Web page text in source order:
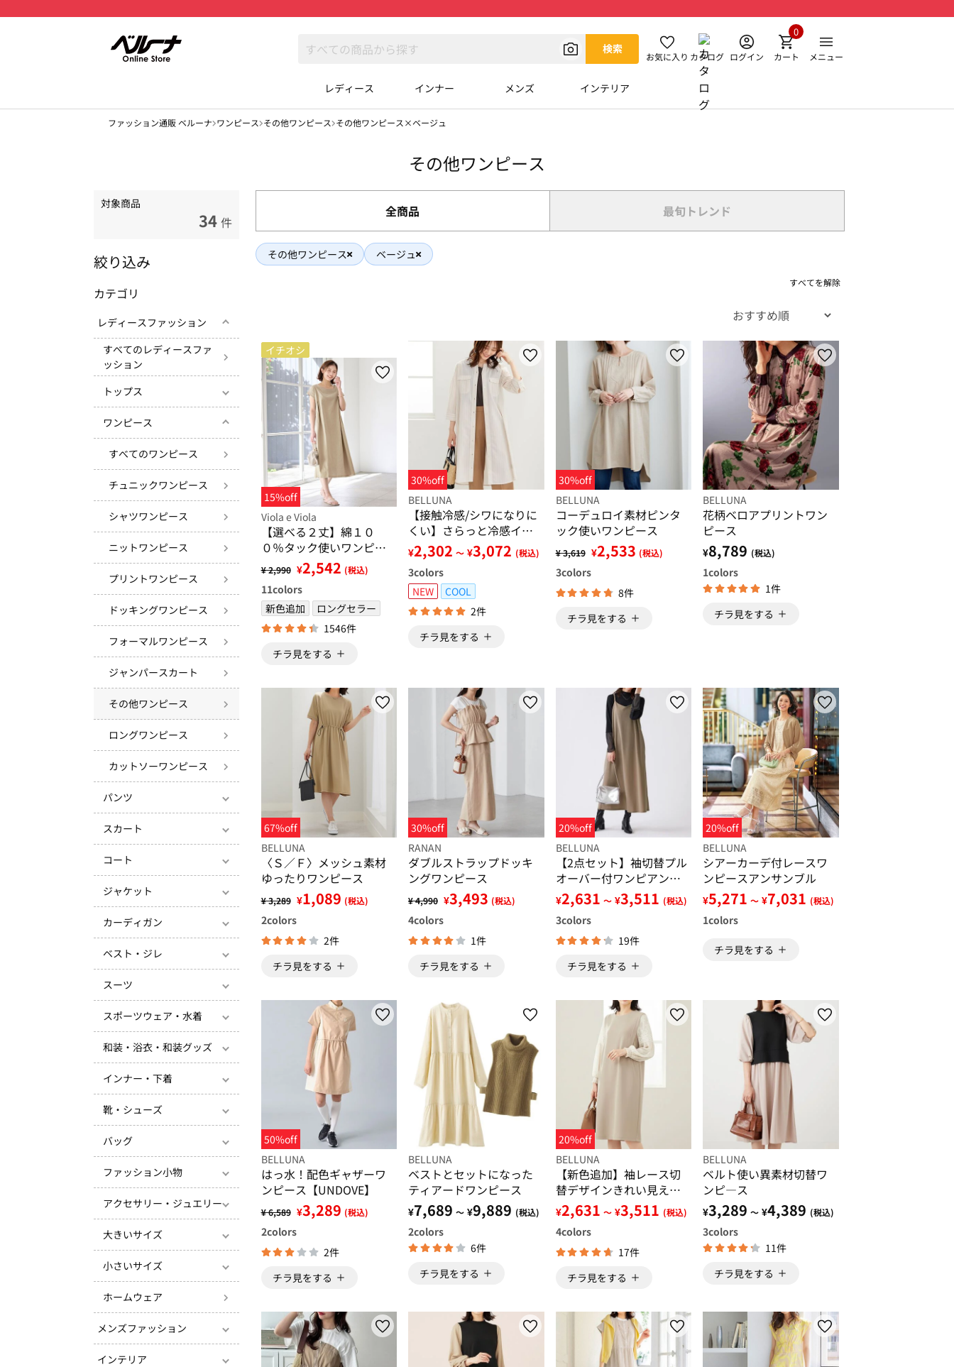
検索
お気に入り カタログ ログイン カート
0
メニュー
レディース インナー メンズ インテリア
ファッション通販 ベルーナ ワンピース その他ワンピース その他ワンピース×ベージュ
その他ワンピース
対象商品
34 件
絞り込み
カテゴリ
レディースファッション
すべてのレディースファ
ッション
トップス
ワンピース
すべてのワンピース
チュニックワンピース
シャツワンピース
ニットワンピース
プリントワンピース
ドッキングワンピース
フォーマルワンピース
ジャンパースカート
その他ワンピース
ロングワンピース
カットソーワンピース
パンツ
スカート
コート
ジャケット
カーディガン
ベスト・ジレ
スーツ
スポーツウェア・水着
和装・浴衣・和装グッズ
インナー・下着
靴・シューズ
バッグ
ファッション小物
アクセサリー・ジュエリー
大きいサイズ
小さいサイズ
ホームウェア
メンズファッション
インテリア
全商品 最旬トレンド
その他ワンピース ベージュ
すべてを解除
イチオシ
15%off
Viola e Viola
【選べる２丈】綿１０
０％タック使いワンピー
ス＜Ｓ～４Ｌ＞
¥ 2,990 ¥2,542 (税込)
11colors
新色追加
ロングセラー
1546件
チラ見をする
30%off
BELLUNA
【接触冷感/シワになりに
くい】さらっと冷感イー
ジーケアワンピース
¥2,302 ～ ¥3,072 (税込)
3colors
NEW
COOL
2件
チラ見をする
30%off
BELLUNA
コーデュロイ素材ピンタ
ック使いワンピース
¥ 3,619 ¥2,533 (税込)
3colors
8件
チラ見をする
BELLUNA
花柄ベロアプリントワン
ピース
¥8,789 (税込)
1colors
1件
チラ見をする
67%off
BELLUNA
〈Ｓ／Ｆ〉メッシュ素材
ゆったりワンピース
¥ 3,289 ¥1,089 (税込)
2colors
2件
チラ見をする
30%off
RANAN
ダブルストラップドッキ
ングワンピース
¥ 4,990 ¥3,493 (税込)
4colors
1件
チラ見をする
20%off
BELLUNA
【2点セット】袖切替プル
オーバー付ワンピアンサ
ンブル
¥2,631 ～ ¥3,511 (税込)
3colors
19件
チラ見をする
20%off
BELLUNA
シアーカーデ付レースワ
ンピースアンサンブル
¥5,271 ～ ¥7,031 (税込)
1colors
チラ見をする
50%off
BELLUNA
はっ水！配色ギャザーワ
ンピース【UNDOVE】
¥ 6,589 ¥3,289 (税込)
2colors
2件
チラ見をする
BELLUNA
ベストとセットになった
ティアードワンピース
¥7,689 ～ ¥9,889 (税込)
2colors
6件
チラ見をする
20%off
BELLUNA
【新色追加】袖レース切
替デザインきれい見えワ
ンピース
¥2,631 ～ ¥3,511 (税込)
4colors
17件
チラ見をする
BELLUNA
ベルト使い異素材切替ワ
ンピ―ス
¥3,289 ～ ¥4,389 (税込)
3colors
11件
チラ見をする